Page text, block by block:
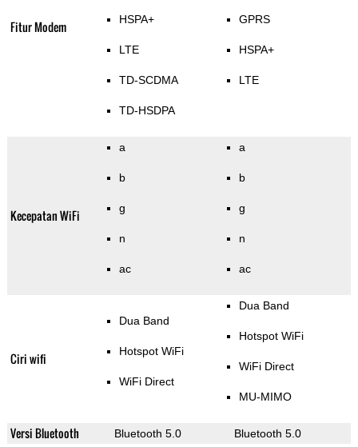
Fitur Modem HSPA+
LTE
TD-SCDMA
TD-HSDPA
GPRS
HSPA+
LTE
Kecepatan WiFi
a
b
g
n
ac
a
b
g
n
ac
Ciri wifi
Dua Band
Hotspot WiFi
WiFi Direct
Dua Band
Hotspot WiFi
WiFi Direct
MU-MIMO
Versi Bluetooth Bluetooth 5.0 Bluetooth 5.0